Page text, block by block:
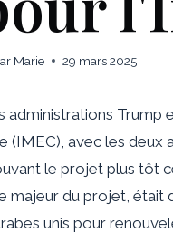
Marie 29 mars 2025
administrations
avec les deux
le projet plus tôt
majeur du projet, était
unis pour